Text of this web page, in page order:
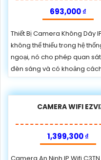
693,000 ₫
Thiết Bị Camera Không Dây
không thể thiếu trong hệ
ngoại, nó cho phép quan
đèn sáng và có khoảng
CAMERA WIFI
1,399,300 ₫